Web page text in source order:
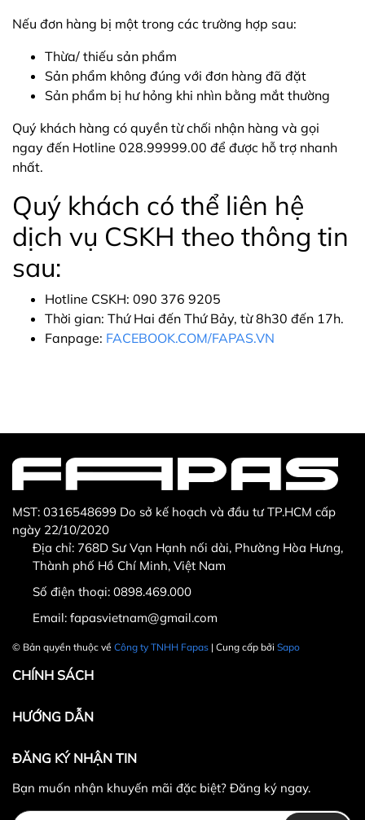
Nếu đơn hàng bị một trong các trường hợp sau:
Thừa/ thiếu sản phẩm
Sản phẩm không đúng với đơn hàng đã đặt
Sản phẩm bị hư hỏng khi nhìn bằng mắt thường
Quý khách hàng có quyền từ chối nhận hàng và gọi
ngay đến Hotline 028.99999.00 để được hỗ trợ nhanh
nhất.
Quý khách có thể liên hệ
dịch vụ CSKH theo thông tin
sau:
Hotline CSKH: 090 376 9205
Thời gian: Thứ Hai đến Thứ Bảy, từ 8h30 đến 17h.
Fanpage: FACEBOOK.COM/FAPAS.VN
MST: 0316548699 Do sở kế hoạch và đầu tư TP.HCM cấp
ngày 22/10/2020
Địa chỉ: 768D Sư Vạn Hạnh nối dài, Phường Hòa Hưng,
Thành phố Hồ Chí Minh, Việt Nam
Số điện thoại: 0898.469.000
Email: fapasvietnam@gmail.com
© Bản quyền thuộc về Công ty TNHH Fapas | Cung cấp bởi Sapo
CHÍNH SÁCH
HƯỚNG DẪN
ĐĂNG KÝ NHẬN TIN
Bạn muốn nhận khuyến mãi đặc biệt? Đăng ký ngay.